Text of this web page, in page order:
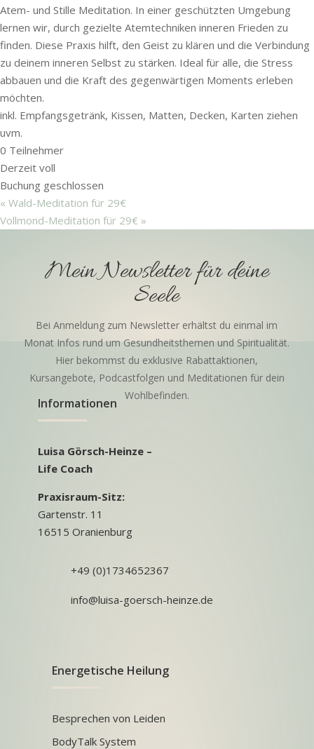
Atem- und Stille Meditation. In einer geschützten Umgebung
lernen wir, durch gezielte Atemtechniken inneren Frieden zu
finden. Diese Praxis hilft, den Geist zu klären und die Verbindung
zu deinem inneren Selbst zu stärken. Ideal für alle, die Stress
abbauen und die Kraft des gegenwärtigen Moments erleben
möchten.
inkl. Empfangsgetränk, Kissen, Matten, Decken, Karten ziehen
uvm.
0 Teilnehmer
Derzeit voll
Buchung geschlossen
« Wald-Meditation für 29€
Vollmond-Meditation für 29€ »
Mein Newsletter für deine
Seele
Bei Anmeldung zum Newsletter erhältst du einmal im
Monat Infos rund um Gesundheitsthemen und Spiritualität.
Hier bekommst du exklusive Rabattaktionen,
Kursangebote, Podcastfolgen und Meditationen für dein
Wohlbefinden.
Informationen
Luisa Görsch-Heinze –
Life Coach
Praxisraum-Sitz:
Gartenstr. 11
16515 Oranienburg
+49 (0)1734652367
info@luisa-goersch-heinze.de
Energetische Heilung
Besprechen von Leiden
BodyTalk System